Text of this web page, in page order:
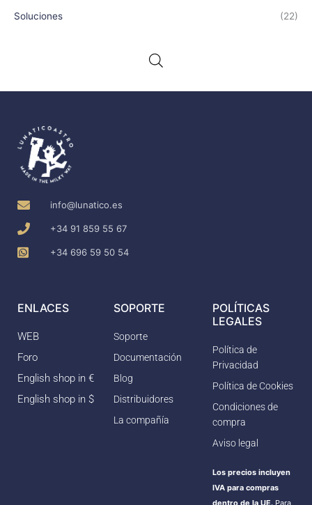
Soluciones (22)
info@lunatico.es
+34 91 859 55 67
+34 696 59 50 54
ENLACES
WEB
Foro
English shop in €
English shop in $
SOPORTE
Soporte
Documentación
Blog
Distribuidores
La compañía
POLÍTICAS
LEGALES
Política de
Privacidad
Política de Cookies
Condiciones de
compra
Aviso legal
Los precios incluyen
IVA para compras